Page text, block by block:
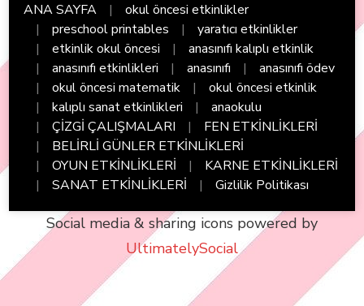
ANA SAYFA
okul öncesi etkinlikler
preschool printables
yaratıcı etkinlikler
etkinlik okul öncesi
anasınıfı kalıplı etkinlik
anasınıfı etkinlikleri
anasınıfı
anasınıfı ödev
okul öncesi matematik
okul öncesi etkinlik
kalıplı sanat etkinlikleri
anaokulu
ÇİZGİ ÇALIŞMALARI
FEN ETKİNLİKLERİ
BELİRLİ GÜNLER ETKİNLİKLERİ
OYUN ETKİNLİKLERİ
KARNE ETKİNLİKLERİ
SANAT ETKİNLİKLERİ
Gizlilik Politikası
Social media & sharing icons powered by
UltimatelySocial